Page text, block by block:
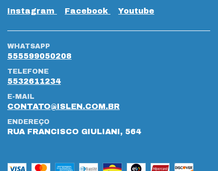
Instagram Facebook Youtube
WHATSAPP
555599050208
TELEFONE
5532611234
E-MAIL
CONTATO@ISLEN.COM.BR
ENDEREÇO
RUA FRANCISCO GIULIANI, 564